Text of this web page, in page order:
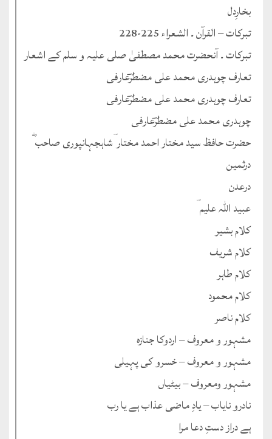
بخارِدل
تبرکات – القرآن ۔ الشعراء 225-228
تبرکات ۔ آنحضرت محمد مصطفیٰ صلی علیہ و سلم کے اشعار
تعارف چوہدری محمد علی مضطرؔعارفی
تعارف چوہدری محمد علی مضطرؔعارفی
چوہدری محمد علی مضطرؔعارفی
حضرت حافظ سید مختار احمد مختار ؔشاہجہانپوری صاحب ؓ
درثمین
درعدن
عبید اللہ علیم ؔ
کلام بشیر
کلام شریف
کلام طاہر
کلام محمود
کلام ناصر
مشہور و معروف – اردوکا جنازہ
مشہور و معروف – خسرو کی پہیلی
مشہور ومعروف – بیٹیاں
نادرو نایاب – یادِ ماضی عذاب ہے یا رب
ہے دراز دستِ دعا مرا